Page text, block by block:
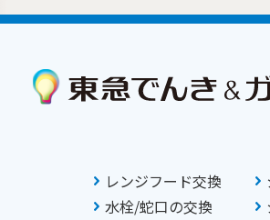
レンジフード交換
水栓/蛇口の交換